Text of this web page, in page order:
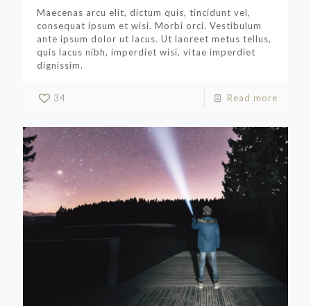
Maecenas arcu elit, dictum quis, tincidunt vel,
consequat ipsum et wisi. Morbi orci. Vestibulum
ante ipsum dolor ut lacus. Ut laoreet metus tellus,
quis lacus nibh, imperdiet wisi, vitae imperdiet
dignissim.
34 Read more